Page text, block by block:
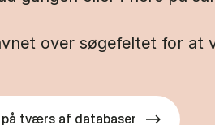
over søgefeltet for at
tværs af databaser